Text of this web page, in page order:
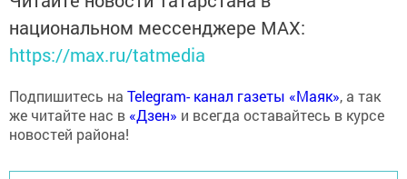
национальном мессенджере MАХ:
https://max.ru/tatmedia
Подпишитесь на Telegram- канал газеты «Маяк», а так
же читайте нас в «Дзен» и всегда оставайтесь в курсе
новостей района!